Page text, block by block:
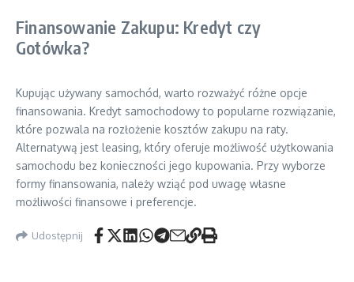
Finansowanie Zakupu: Kredyt czy
Gotówka?
Kupując używany samochód, warto rozważyć różne opcje
finansowania. Kredyt samochodowy to popularne rozwiązanie,
które pozwala na rozłożenie kosztów zakupu na raty.
Alternatywą jest leasing, który oferuje możliwość użytkowania
samochodu bez konieczności jego kupowania. Przy wyborze
formy finansowania, należy wziąć pod uwagę własne
możliwości finansowe i preferencje.
Udostępnij